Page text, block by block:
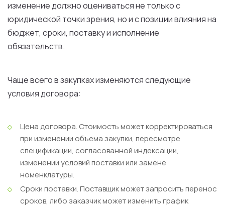
изменение должно оцениваться не только с
юридической точки зрения, но и с позиции влияния на
бюджет, сроки, поставку и исполнение
обязательств.
Чаще всего в закупках изменяются следующие
условия договора:
Цена договора. Стоимость может корректироваться
при изменении объема закупки, пересмотре
спецификации, согласованной индексации,
изменении условий поставки или замене
номенклатуры.
Сроки поставки.Поставщик может запросить перенос
сроков, либо заказчик может изменить график